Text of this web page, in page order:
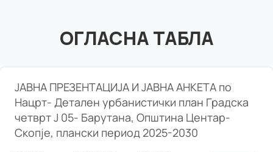
ОГЛАСНА ТАБЛА
ЈАВНА ПРЕЗЕНТАЦИЈА И ЈАВНА АНКЕТА по
Нацрт- Детален урбанистички план Градска
четврт Ј 05- Барутана, Општина Центар-
Скопје, плански период 2025-2030